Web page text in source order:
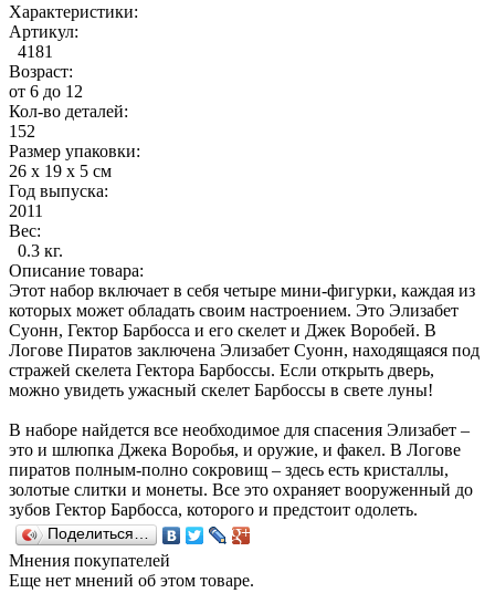
Характеристики:
Артикул:
4181
Возраст:
от 6 до 12
Кол-во деталей:
152
Размер упаковки:
26 х 19 х 5 см
Год выпуска:
2011
Вес:
0.3 кг.
Описание товара:
Этот набор включает в себя четыре мини-фигурки, каждая из
которых может обладать своим настроением. Это Элизабет
Суонн, Гектор Барбосса и его скелет и Джек Воробей. В
Логове Пиратов заключена Элизабет Суонн, находящаяся под
стражей скелета Гектора Барбоссы. Если открыть дверь,
можно увидеть ужасный скелет Барбоссы в свете луны!
В наборе найдется все необходимое для спасения Элизабет –
это и шлюпка Джека Воробья, и оружие, и факел. В Логове
пиратов полным-полно сокровищ – здесь есть кристаллы,
золотые слитки и монеты. Все это охраняет вооруженный до
зубов Гектор Барбосса, которого и предстоит одолеть.
Поделиться…
Мнения покупателей
Еще нет мнений об этом товаре.